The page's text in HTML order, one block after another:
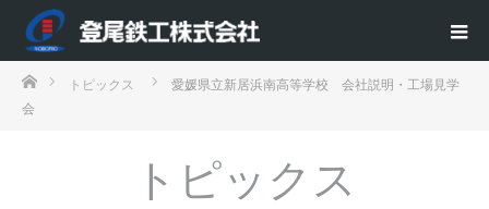
ホームトピックス
愛媛県立新居浜南高等学校 会社説明・工場見学
会
トピックス